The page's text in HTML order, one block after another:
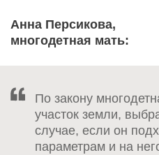
Анна Персикова,
многодетная мать:
По закону
участок земли,
случае, если он
параметрам и на